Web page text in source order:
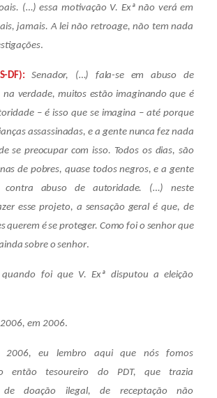
(…) essa motivação V. Exª não verá em
jamais. A lei não retroage, não tem nada
.
DF):Senador, (…) fala-se em abuso de
na verdade, muitos estão imaginando que é
– é isso que se imagina – até porque
assassinadas, e a gente nunca fez nada
se preocupar com isso. Todos os dias, são
de pobres, quase todos negros, e a gente
abuso de autoridade. (…) neste
esse projeto, a sensação geral é que, de
querem é se proteger. Como foi o senhor que
sobre o senhor.
quando foi que V. Exª disputou a eleição
em 2006.
2006, eu lembro aqui que nós fomos
então tesoureiro do PDT, que trazia
doação ilegal, de receptação não